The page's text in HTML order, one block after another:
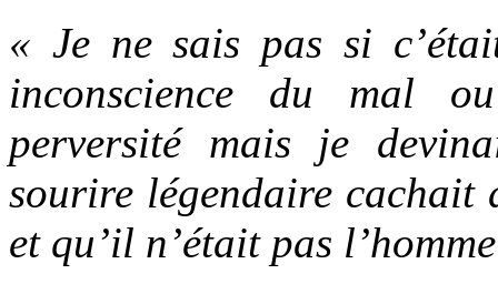
« Je ne sais pas si
inconscience du mal
perversité mais je
sourire légendaire cachait
et qu’il n’était pas